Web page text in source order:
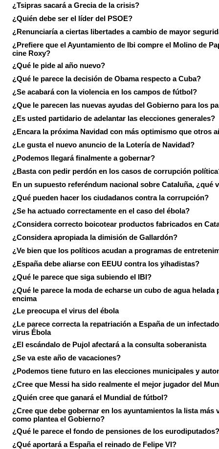
¿Tsipras sacará a Grecia de la crisis?
¿Quién debe ser el líder del PSOE?
¿Renunciaría a ciertas libertades a cambio de mayor
¿Prefiere que el Ayuntamiento de Ibi compre el Molino de
cine Roxy?
¿Qué le pide al año nuevo?
¿Qué le parece la decisión de Obama respecto a Cuba?
¿Se acabará con la violencia en los campos de fútbol?
¿Que le parecen las nuevas ayudas del Gobierno para los
¿Es usted partidario de adelantar las elecciones generales?
¿Encara la próxima Navidad con más optimismo que otros
¿Le gusta el nuevo anuncio de la Lotería de Navidad?
¿Podemos llegará finalmente a gobernar?
¿Basta con pedir perdón en los casos de corrupción
En un supuesto referéndum nacional sobre Cataluña, ¿qué
¿Qué pueden hacer los ciudadanos contra la corrupción?
¿Se ha actuado correctamente en el caso del ébola?
¿Considera correcto boicotear productos fabricados en
¿Considera apropiada la dimisión de Gallardón?
¿Ve bien que los políticos acudan a programas de
¿España debe aliarse con EEUU contra los yihadistas?
¿Qué le parece que siga subiendo el IBI?
¿Qué le parece la moda de echarse un cubo de agua helada
encima
¿Le preocupa el virus del ébola
¿Le parece correcta la repatriación a España de un
virus Ébola
¿El escándalo de Pujol afectará a la consulta soberanista
¿Se va este año de vacaciones?
¿Podemos tiene futuro en las elecciones municipales y
¿Cree que Messi ha sido realmente el mejor jugador del
¿Quién cree que ganará el Mundial de fútbol?
¿Cree que debe gobernar en los ayuntamientos la lista más
como plantea el Gobierno?
¿Qué le parece el fondo de pensiones de los eurodiputados?
¿Qué aportará a España el reinado de Felipe VI?